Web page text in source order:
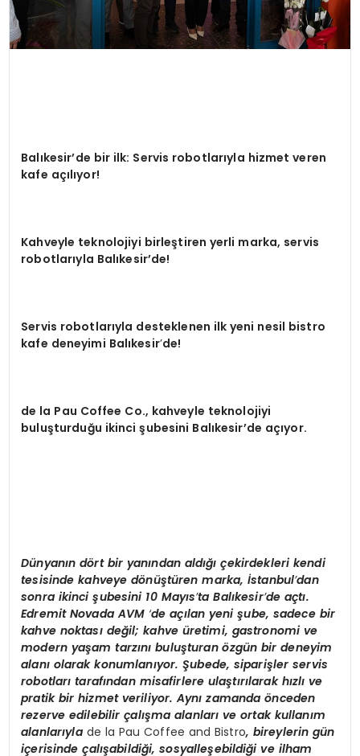
Balıkesir’de bir ilk: Servis robotlarıyla hizmet veren
kafe açılıyor!
Kahveyle teknolojiyi birleştiren yerli marka, servis
robotlarıyla Balıkesir’de!
Servis robotlarıyla desteklenen ilk yeni nesil bistro
kafe deneyimi Balıkesir’de!
de la Pau Coffee Co., kahveyle teknolojiyi
buluşturduğu ikinci şubesini Balıkesir’de açıyor.
Dünyanın dört bir yanından aldığı çekirdekleri kendi
tesisinde kahveye dönüştüren marka, İstanbul’dan
sonra ikinci şubesini 10 Mayıs’ta Balıkesir’de açtı.
Edremit Novada AVM ‘de açılan yeni şube, sadece bir
kahve noktası değil; kahve üretimi, gastronomi ve
modern yaşam tarzını buluşturanözgün bir deneyim
alanı olarak konumlanıyor. Şubede, siparişler servis
robotları tarafından misafirlere ulaştırılarak hızlı ve
pratik bir hizmet veriliyor. Aynı zamandaönceden
rezerve edilebilir çalışma alanları ve ortak kullanım
alanlarıyla de la Pau Coffee and Bistro, bireylerin gün
içerisinde çalışabildiği, sosyalleşebildiği ve ilham